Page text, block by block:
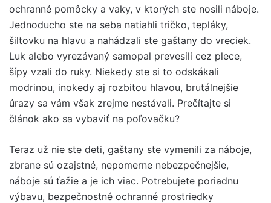
ochranné pomôcky a vaky, v ktorých ste nosili náboje.
Jednoducho ste na seba natiahli tričko, tepláky,
šiltovku na hlavu a nahádzali ste gaštany do vreciek.
Luk alebo vyrezávaný samopal prevesili cez plece,
šípy vzali do ruky. Niekedy ste si to odskákali
modrinou, inokedy aj rozbitou hlavou, brutálnejšie
úrazy sa vám však zrejme nestávali. Prečítajte si
článok ako sa vybaviť na poľovačku?
Teraz už nie ste deti, gaštany ste vymenili za náboje,
zbrane sú ozajstné, nepomerne nebezpečnejšie,
náboje sú ťažie a je ich viac. Potrebujete poriadnu
výbavu, bezpečnostné ochranné prostriedky